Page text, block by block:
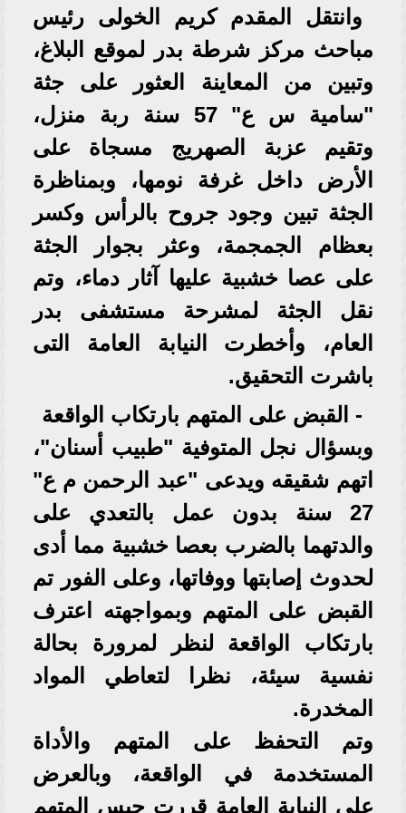
وانتقل المقدم كريم الخولى رئيس
مباحث مركز شرطة بدر لموقع البلاغ،
وتبين من المعاينة العثور على جثة
"سامية س ع" 57 سنة ربة منزل،
وتقيم عزبة الصهريج مسجاة على
الأرض داخل غرفة نومها، وبمناظرة
الجثة تبين وجود جروح بالرأس وكسر
بعظام الجمجمة، وعثر بجوار الجثة
على عصا خشبية عليها آثار دماء، وتم
نقل الجثة لمشرحة مستشفى بدر
العام، وأخطرت النيابة العامة التى
باشرت التحقيق.
- القبض على المتهم بارتكاب الواقعة
وبسؤال نجل المتوفية "طبيب أسنان"،
اتهم شقيقه ويدعى "عبد الرحمن م ع"
27 سنة بدون عمل بالتعدي على
والدتهما بالضرب بعصا خشبية مما أدى
لحدوث إصابتها ووفاتها، وعلى الفور تم
القبض على المتهم وبمواجهته اعترف
بارتكاب الواقعة لنظر لمرورة بحالة
نفسية سيئة، نظرا لتعاطي المواد
المخدرة.
وتم التحفظ على المتهم والأداة
المستخدمة في الواقعة، وبالعرض
على النيابة العامة قررت حبس المتهم